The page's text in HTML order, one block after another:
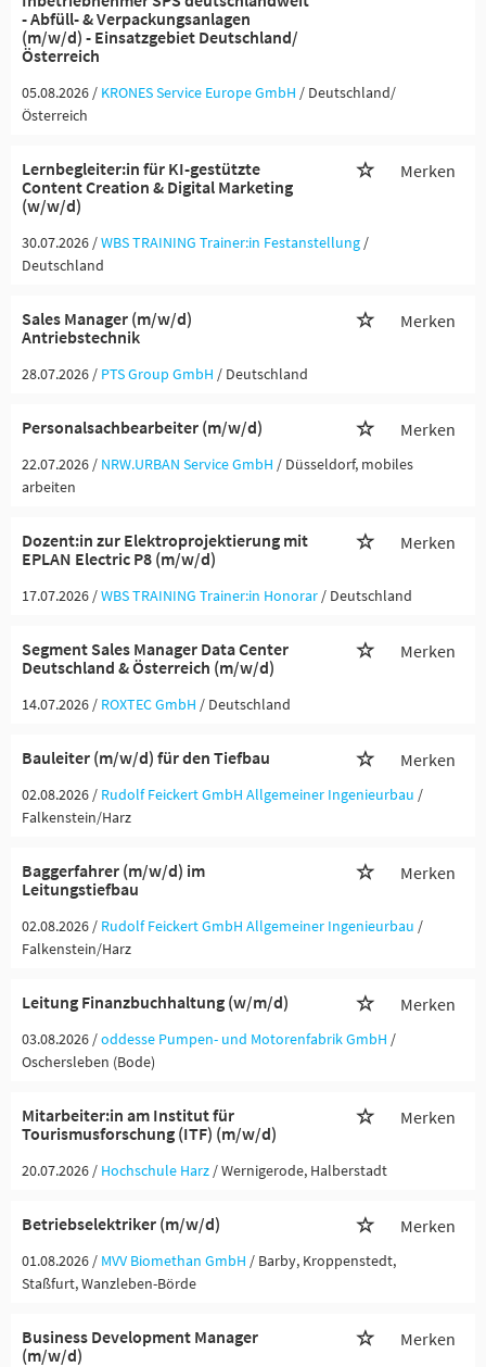
- Abfüll- & Verpackungsanlagen
(m/w/d) - Einsatzgebiet Deutschland/
Österreich
05.08.2026 / KRONES Service Europe GmbH / Deutschland/
Österreich
Lernbegleiter:in für KI-gestützte
Content Creation & Digital Marketing
(w/w/d)
Merken
30.07.2026 /WBS TRAINING Trainer:in Festanstellung /
Deutschland
Sales Manager (m/w/d)
Antriebstechnik
Merken
28.07.2026 / PTS Group GmbH / Deutschland
Personalsachbearbeiter (m/w/d) Merken
22.07.2026 / NRW.URBAN Service GmbH / Düsseldorf, mobiles
arbeiten
Dozent:in zur Elektroprojektierung mit
EPLAN Electric P8 (m/w/d)
Merken
17.07.2026 /WBS TRAINING Trainer:in Honorar / Deutschland
Segment Sales Manager Data Center
Deutschland & Österreich (m/w/d)
Merken
14.07.2026 / ROXTEC GmbH / Deutschland
Bauleiter (m/w/d) für den Tiefbau Merken
02.08.2026 / Rudolf Feickert GmbH Allgemeiner Ingenieurbau /
Falkenstein/Harz
Baggerfahrer (m/w/d) im
Leitungstiefbau
Merken
02.08.2026 / Rudolf Feickert GmbH Allgemeiner Ingenieurbau /
Falkenstein/Harz
Leitung Finanzbuchhaltung (w/m/d) Merken
03.08.2026 /oddesse Pumpen- und Motorenfabrik GmbH /
Oschersleben (Bode)
Mitarbeiter:in am Institut für
Tourismusforschung (ITF) (m/w/d)
Merken
20.07.2026 / Hochschule Harz / Wernigerode, Halberstadt
Betriebselektriker (m/w/d) Merken
01.08.2026 / MVV Biomethan GmbH / Barby, Kroppenstedt,
Staßfurt, Wanzleben-Börde
Business Development Manager
(m/w/d)
Merken